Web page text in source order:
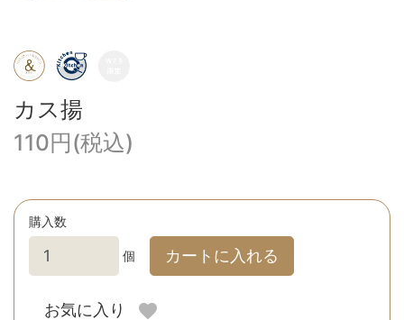
カス揚
110円(税込)
購入数
個 カートに入れる
お気に入り